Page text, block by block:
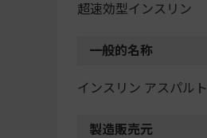
超速効型インスリン
一般的名称
インスリン アスパル
製造販売元